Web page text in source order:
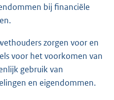
bij financiële
zorgen voor en
voor het voorkomen van
gebruik van
en eigendommen.